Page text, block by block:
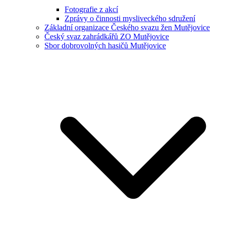
Fotografie z akcí
Zprávy o činnosti mysliveckého sdružení
Základní organizace Českého svazu žen Mutějovice
Český svaz zahrádkářů ZO Mutějovice
Sbor dobrovolných hasičů Mutějovice